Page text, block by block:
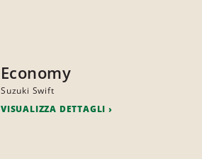
Economy
Suzuki Swift
VISUALIZZA DETTAGLI